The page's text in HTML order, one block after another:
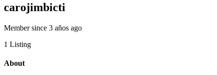
carojimbicti
Member since 3 años ago
1 Listing
About